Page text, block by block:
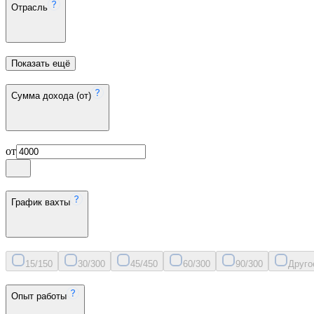
Отрасль
Показать ещё
Сумма дохода (от)
от
График вахты
15/150 30/300 45/450 60/300 90/300
Опыт работы